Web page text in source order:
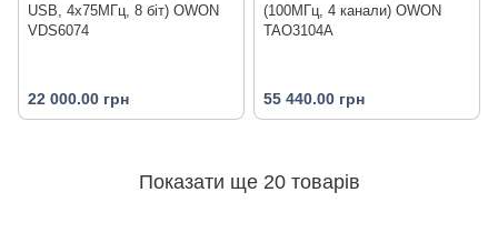
USB, 4x75МГц, 8 біт) OWON
VDS6074
22 000.00 грн
(100МГц, 4 канали) OWON
TAO3104A
55 440.00 грн
Показати ще 20 товарів